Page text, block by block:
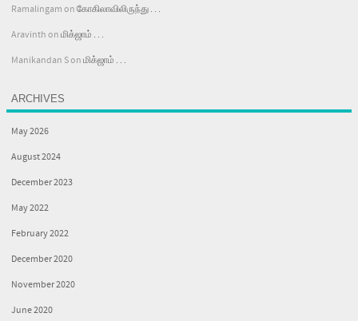
Ramalingam on கோகிலாவிலிருந்து . . .
Aravinth on மிக்ஜாம் . . .
Manikandan Son மிக்ஜாம் . . .
ARCHIVES
May 2026
August 2024
December 2023
May 2022
February 2022
December 2020
November 2020
June 2020